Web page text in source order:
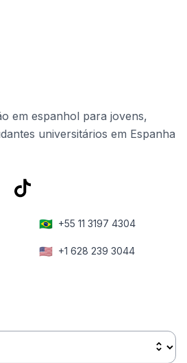
em espanhol para jovens,
universitários em Espanha
🇧🇷 +55 11 3197 4304
🇺🇸 +1 628 239 3044